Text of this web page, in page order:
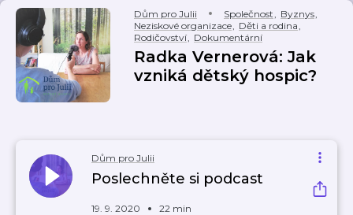
Dům pro Julii Společnost, Byznys,
Neziskové organizace, Děti a rodina,
Rodičovství, Dokumentární
Radka Vernerová: Jak
vzniká dětský hospic?
Dům pro Julii
Poslechněte si podcast
19. 9. 2020 22 min